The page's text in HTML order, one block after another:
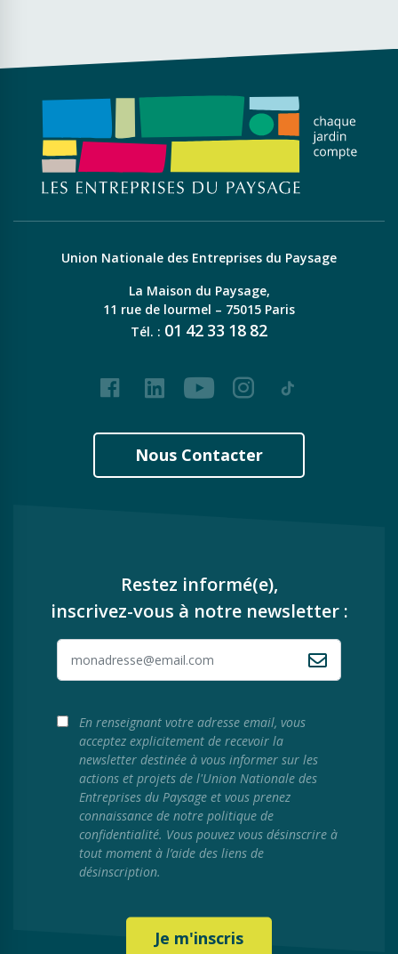
Union Nationale des Entreprises du Paysage
La Maison du Paysage,
11 rue de lourmel – 75015 Paris
Tél. : 01 42 33 18 82
FacebookLinkedInYoutubeInstagram
Tiktok
Nous Contacter
Restez informé(e),
inscrivez-vous à notre newsletter :
En renseignant votre adresse email, vous
acceptez explicitement de recevoir la
newsletter destinée à vous informer sur les
actions et projets de l'Union Nationale des
Entreprises du Paysage et vous prenez
connaissance de notre politique de
confidentialité. Vous pouvez vous désinscrire à
tout moment à l’aide des liens de
désinscription.